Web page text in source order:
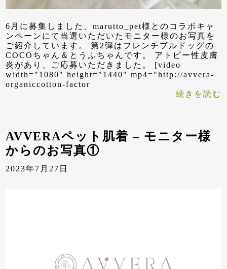
6月に募集しました、marutto_pet様とのコラボキャ
ンペーンにて当選いただいたモニター様のお写真を
ご紹介しています。 第2弾はフレンチブルドッグの
COCOちゃん＆とうふちゃんです。 アトピー性皮膚
炎があり、ご応募いただきました。 [video
width="1080" height="1440" mp4="http://avvera-
organiccotton-factor
続きを読む
AVVERAペット肌着 – モニター様
からのお写真①
2023年7月27日